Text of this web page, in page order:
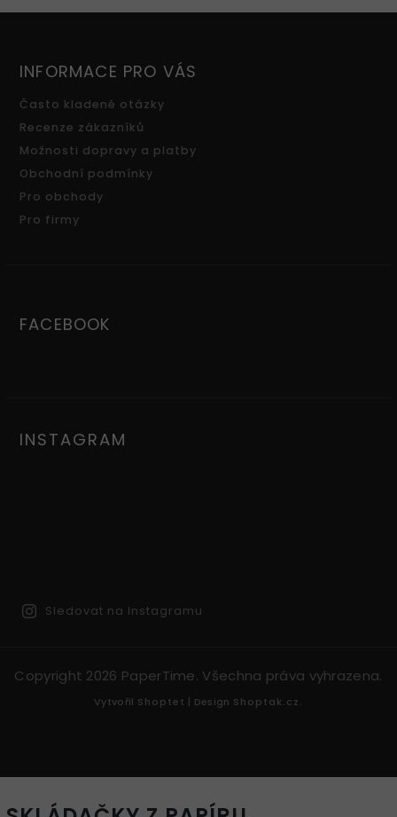
INFORMACE PRO VÁS
Často kladené otázky
Recenze zákazníků
Možnosti dopravy a platby
Obchodní podmínky
Pro obchody
Pro firmy
FACEBOOK
INSTAGRAM
Sledovat na Instagramu
Copyright 2026 PaperTime. Všechna práva vyhrazena.
Vytvořil Shoptet | Design Shoptak.cz.